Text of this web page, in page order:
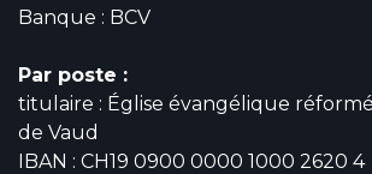
Banque : BCV
Par poste :
titulaire : Église évangélique
de Vaud
IBAN : CH19 0900 0000 1000 2620 4